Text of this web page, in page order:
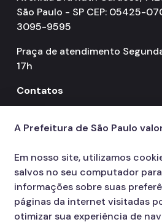
São Paulo - SP CEP: 05425-
3095-9595
Praça de atendimento
17h
Contatos
156
A Prefeitura de São Paulo
Em nosso site, utilizamos
salvos no seu computador
informações sobre suas
páginas da internet visitadas
otimizar sua experiência de